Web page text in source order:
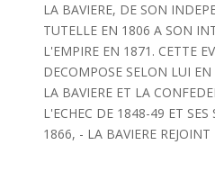
LA BAVIERE, DE SON
TUTELLE EN 1806 A SON
L'EMPIRE EN 1871. CETTE
DECOMPOSE SELON LUI
LA BAVIERE ET LA
L'ECHEC DE 1848-49 ET SES
1866, - LA BAVIERE REJOINT